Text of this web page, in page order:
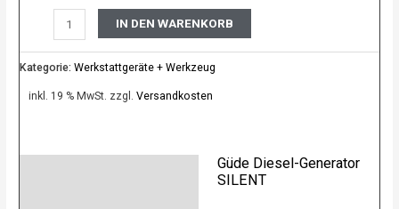
IN DEN WARENKORB
Kategorie:Werkstattgeräte + Werkzeug
inkl. 19 % MwSt. zzgl.Versandkosten
Güde Diesel-Generator
SILENT